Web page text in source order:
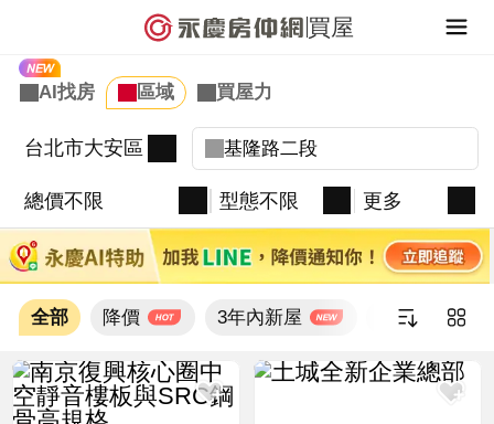
買屋
台北市大安區
總價不限 型態不限 更多
全部 降價 3年內新屋 新上架